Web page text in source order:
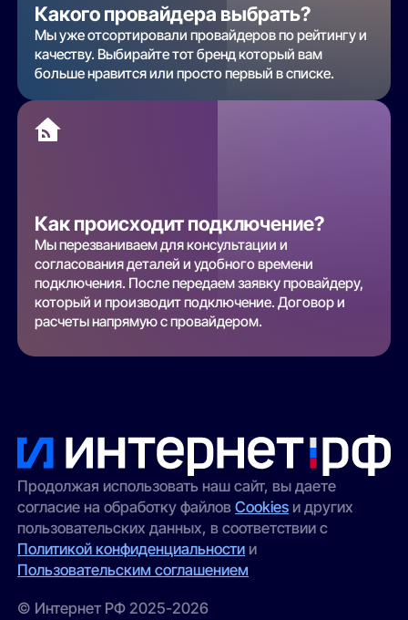
Какого провайдера выбрать?
Мы уже отсортировали провайдеров по рейтингу и
качеству. Выбирайте тот бренд который вам
больше нравится или просто первый в списке.
Как происходит подключение?
Мы перезваниваем для консультации и
согласования деталей и удобного времени
подключения. После передаем заявку провайдеру,
который и производит подключение. Договор и
расчеты напрямую с провайдером.
Продолжая использовать наш сайт, вы даете
согласие на обработку файловCookies и других
пользовательских данных, в соответствии с
Политикой конфиденциальности и
Пользовательским соглашением
© Интернет РФ 2025-2026